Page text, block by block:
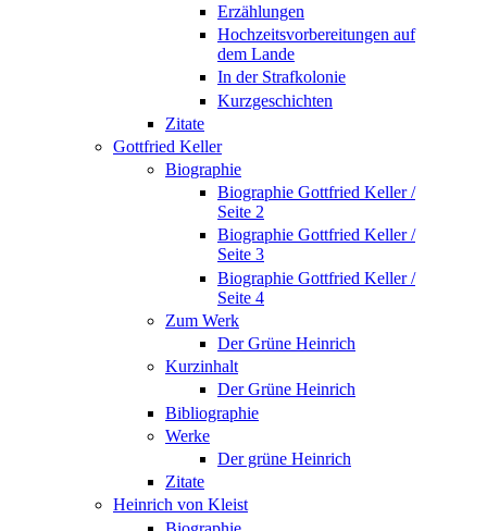
Erzählungen
Hochzeitsvorbereitungen auf
dem Lande
In der Strafkolonie
Kurzgeschichten
Zitate
Gottfried Keller
Biographie
Biographie Gottfried Keller /
Seite 2
Biographie Gottfried Keller /
Seite 3
Biographie Gottfried Keller /
Seite 4
Zum Werk
Der Grüne Heinrich
Kurzinhalt
Der Grüne Heinrich
Bibliographie
Werke
Der grüne Heinrich
Zitate
Heinrich von Kleist